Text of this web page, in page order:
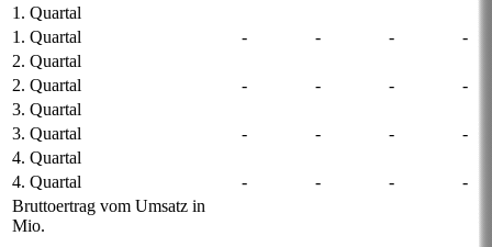
1. Quartal
1. Quartal
- - -
-
2. Quartal
2. Quartal
- - -
-
3. Quartal
3. Quartal
- - -
-
4. Quartal
4. Quartal
- - -
-
Bruttoertrag vom Umsatz in
Mio.